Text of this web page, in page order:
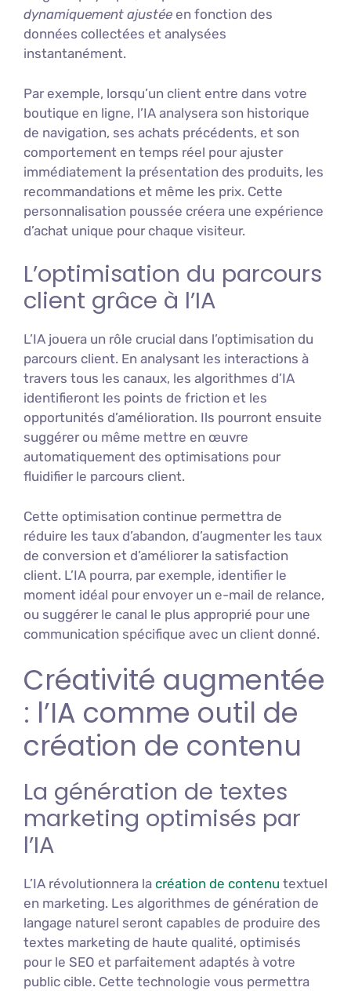
dynamiquement ajustée en fonction des
données collectées et analysées
instantanément.
Par exemple, lorsqu’un client entre dans votre
boutique en ligne, l’IA analysera son historique
de navigation, ses achats précédents, et son
comportement en temps réel pour ajuster
immédiatement la présentation des produits, les
recommandations et même les prix. Cette
personnalisation poussée créera une expérience
d’achat unique pour chaque visiteur.
L’optimisation du parcours
client grâce à l’IA
L’IA jouera un rôle crucial dans l’optimisation du
parcours client. En analysant les interactions à
travers tous les canaux, les algorithmes d’IA
identifieront les points de friction et les
opportunités d’amélioration. Ils pourront ensuite
suggérer ou même mettre en œuvre
automatiquement des optimisations pour
fluidifier le parcours client.
Cette optimisation continue permettra de
réduire les taux d’abandon, d’augmenter les taux
de conversion et d’améliorer la satisfaction
client. L’IA pourra, par exemple, identifier le
moment idéal pour envoyer un e-mail de relance,
ou suggérer le canal le plus approprié pour une
communication spécifique avec un client donné.
Créativité augmentée
: l’IA comme outil de
création de contenu
La génération de textes
marketing optimisés par
l’IA
L’IA révolutionnera la création de contenu textuel
en marketing. Les algorithmes de génération de
langage naturel seront capables de produire des
textes marketing de haute qualité, optimisés
pour le SEO et parfaitement adaptés à votre
public cible. Cette technologie vous permettra